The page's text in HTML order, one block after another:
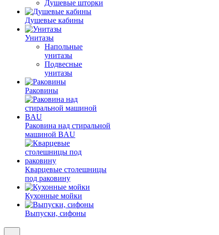
Душевые шторки
Душевые кабины
Унитазы
Напольные
унитазы
Подвесные
унитазы
Раковины
Раковина над стиральной
машиной BAU
Кварцевые столешницы
под раковину
Кухонные мойки
Выпуски, сифоны